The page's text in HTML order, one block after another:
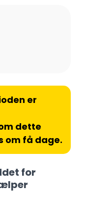
er
dette
om få dage.
for